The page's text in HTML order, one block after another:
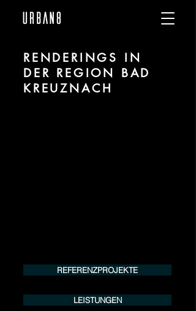
RENDERINGS IN
DER REGION BAD
KREUZNACH
REFERENZPROJEKTE
LEISTUNGEN